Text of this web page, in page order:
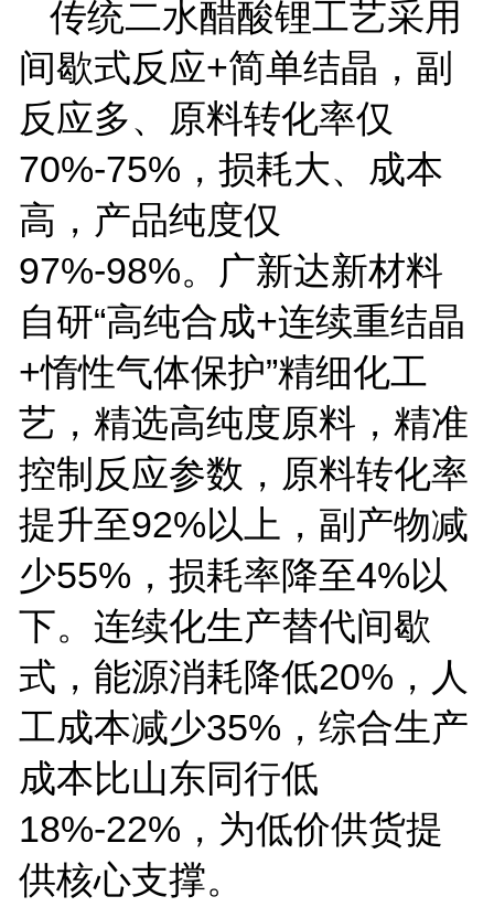
传统二水醋酸锂工艺采用
间歇式反应+简单结晶，副
反应多、原料转化率仅
70%-75% ，损耗大、成本
高，产品纯度仅
97%-98%。广新达新材料
自研“高纯合成+连续重结晶
+惰性气体保护”精细化工
艺，精选高纯度原料，精准
控制反应参数，原料转化率
提升至92%以上，副产物减
少55% ，损耗率降至4%以
下。连续化生产替代间歇
式，能源消耗降低20% ，人
工成本减少35% ，综合生产
成本比山东同行低
18%-22% ，为低价供货提
供核心支撑。